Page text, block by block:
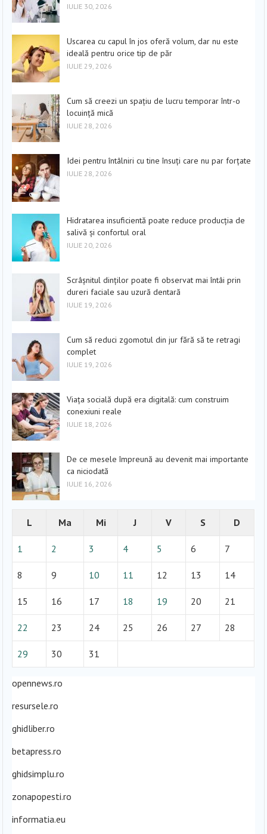
IULIE 30, 2026
Uscarea cu capul în jos oferă volum, dar nu este
ideală pentru orice tip de păr
IULIE 29, 2026
Cum să creezi un spațiu de lucru temporar într-o
locuință mică
IULIE 28, 2026
Idei pentru întâlniri cu tine însuți care nu par forțate
IULIE 28, 2026
Hidratarea insuficientă poate reduce producția de
salivă și confortul oral
IULIE 20, 2026
Scrâșnitul dinților poate fi observat mai întâi prin
dureri faciale sau uzură dentară
IULIE 19, 2026
Cum să reduci zgomotul din jur fără să te retragi
complet
IULIE 19, 2026
Viața socială după era digitală: cum construim
conexiuni reale
IULIE 18, 2026
De ce mesele împreună au devenit mai importante
ca niciodată
IULIE 16, 2026
L Ma Mi J V S D
1 2 3 4 5 6 7
8 9 10 11 12 13 14
15 16 17 18 19 20 21
22 23 24 25 26 27 28
29 30 31
opennews.ro
resursele.ro
ghidliber.ro
betapress.ro
ghidsimplu.ro
zonapopesti.ro
informatia.eu